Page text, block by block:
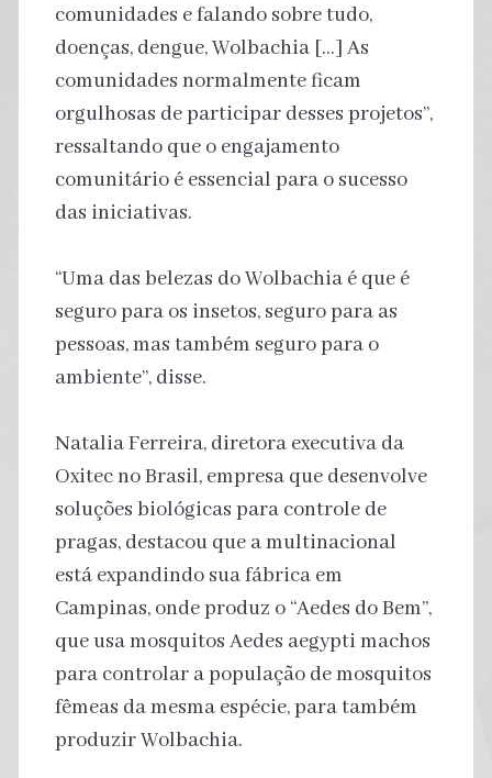
comunidades e falando sobre tudo,
doenças, dengue, Wolbachia […] As
comunidades normalmente ficam
orgulhosas de participar desses projetos”,
ressaltando que o engajamento
comunitário é essencial para o sucesso
das iniciativas.
“Uma das belezas do Wolbachia é que é
seguro para os insetos, seguro para as
pessoas, mas também seguro para o
ambiente”, disse.
Natalia Ferreira, diretora executiva da
Oxitec no Brasil, empresa que desenvolve
soluções biológicas para controle de
pragas, destacou que a multinacional
está expandindo sua fábrica em
Campinas, onde produz o “Aedes do Bem”,
que usa mosquitos Aedes aegypti machos
para controlar a população de mosquitos
fêmeas da mesma espécie, para também
produzir Wolbachia.